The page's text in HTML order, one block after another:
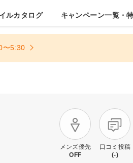
ルカタログ キャンペーン一覧・
〜5:30
メンズ優先
OFF
口コミ投稿
(-)